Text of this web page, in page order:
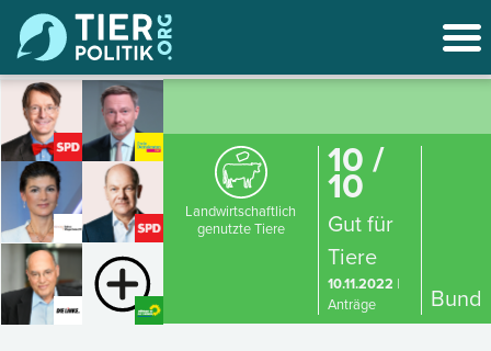
Landwirtschaftlich
genutzte Tiere
10 /
10
Gut für
Tiere
10.11.2022 |
Anträge
Bund